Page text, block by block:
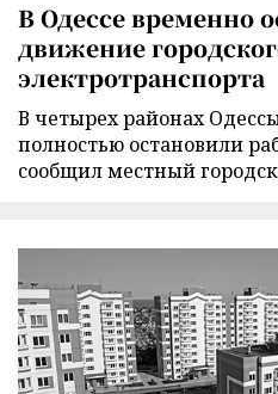
В Одессе временно
движение
электротранспорта
В четырех районах
полностью остановили
сообщил местный